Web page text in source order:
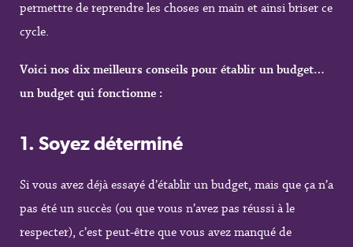
permettre de reprendre les choses en main et ainsi briser ce
cycle.
Voici nos dix meilleurs conseils pour établir un budget…
un budget qui fonctionne :
1. Soyez déterminé
Si vous avez déjà essayé d’établir un budget, mais que ça n’a
pas été un succès (ou que vous n’avez pas réussi à le
respecter), c’est peut-être que vous avez manqué de